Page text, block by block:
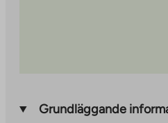
Grundläggande